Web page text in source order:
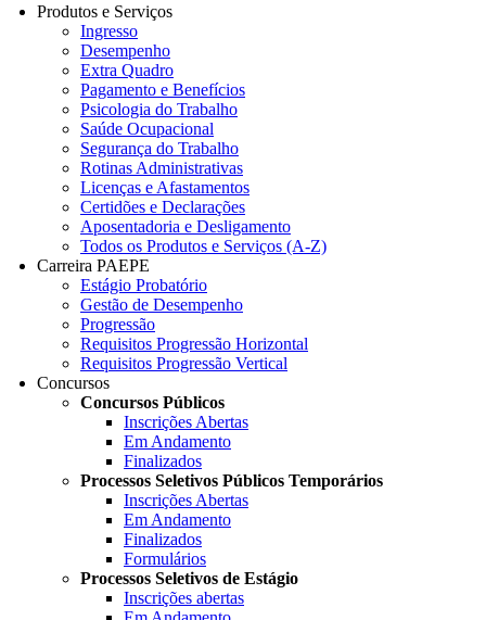
Produtos e Serviços
Ingresso
Desempenho
Extra Quadro
Pagamento e Benefícios
Psicologia do Trabalho
Saúde Ocupacional
Segurança do Trabalho
Rotinas Administrativas
Licenças e Afastamentos
Certidões e Declarações
Aposentadoria e Desligamento
Todos os Produtos e Serviços (A-Z)
Carreira PAEPE
Estágio Probatório
Gestão de Desempenho
Progressão
Requisitos Progressão Horizontal
Requisitos Progressão Vertical
Concursos
Concursos Públicos
Inscrições Abertas
Em Andamento
Finalizados
Processos Seletivos Públicos Temporários
Inscrições Abertas
Em Andamento
Finalizados
Formulários
Processos Seletivos de Estágio
Inscrições abertas